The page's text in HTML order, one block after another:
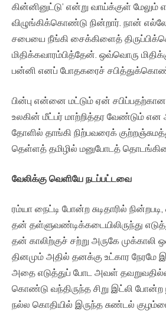
கின்னினுட்டு’ என்று வாய்க்குள்
விழுங்கிக்கொண்டு நின்றார். நான்
சபையை நீங்கி சைக்கிளைத்
மிதிக்கவாரம்பித்தேன். ஒவ்வொரு
பன்னி எனப் போதகரைச்
பின்பு என்னை மட்டும் ஏன்
உலகின் மீட்பர் மாற்றித்தர வேண்டும் என
தோளில் தாங்கி நிற்பவரைக்
தெள்ளத் தமிழில் மனுபோடத்
வேலிக்கு வெளியே நடப்பட்டவை
ரம்யா நைட்டி போன்ற சுடிதாரில்
தன் தள்ளுவண்டிக்கடையிலிருந்து
தன் காலிற்குச் சற்று அருகே முக்காலி
தினமும் அதில் தனக்கு உட்கார நேரமே
அதை எடுத்துப் போட அவள்
கொண்டு வந்திருந்த சிறு இட்லி போன்ற
நல்ல கொதியில் இருந்த சுண்டல்